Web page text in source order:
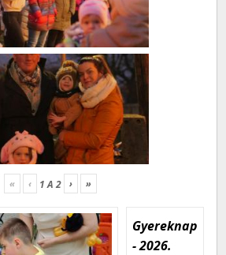
« ‹ 1A2 › »
Gyereknap
- 2026.